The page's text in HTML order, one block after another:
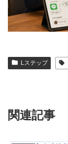
Lステップ
関連記事